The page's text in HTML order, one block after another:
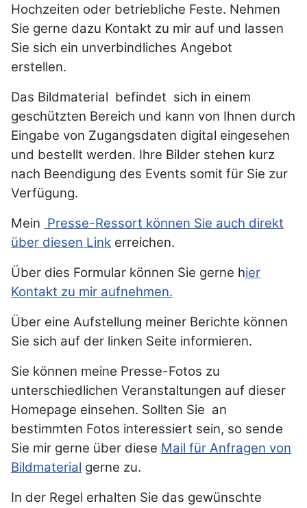
Hochzeiten oder betriebliche Feste. Nehmen
Sie gerne dazu Kontakt zu mir auf und lassen
Sie sich ein unverbindliches Angebot
erstellen.
Das Bildmaterial befindet sich in einem
geschützten Bereich und kann von Ihnen durch
Eingabe von Zugangsdaten digital eingesehen
und bestellt werden. Ihre Bilder stehen kurz
nach Beendigung des Events somit für Sie zur
Verfügung.
Mein Presse-Ressort können Sie auch direkt
über diesen Link erreichen.
Über dies Formular können Sie gerne hier
Kontakt zu mir aufnehmen.
Über eine Aufstellung meiner Berichte können
Sie sich auf der linken Seite informieren.
Sie können meine Presse-Fotos zu
unterschiedlichen Veranstaltungen auf dieser
Homepage einsehen. Sollten Sie an
bestimmten Fotos interessiert sein, so sende
Sie mir gerne über diese Mail für Anfragen von
Bildmaterial gerne zu.
In der Regel erhalten Sie das gewünschte